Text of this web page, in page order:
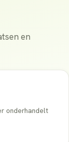
en
onderhandelt